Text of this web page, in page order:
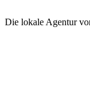
Die lokale Agentur